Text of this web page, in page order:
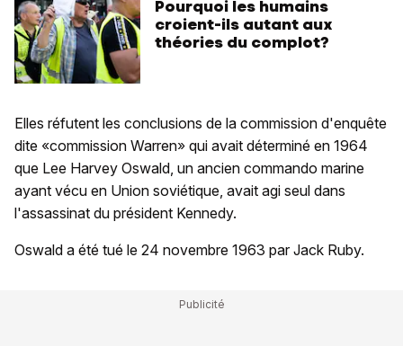
Pourquoi les humains
croient-ils autant aux
théories du complot?
Elles réfutent les conclusions de la commission d'enquête
dite «commission Warren» qui avait déterminé en 1964
que Lee Harvey Oswald, un ancien commando marine
ayant vécu en Union soviétique, avait agi seul dans
l'assassinat du président Kennedy.
Oswald a été tué le 24 novembre 1963 par Jack Ruby.